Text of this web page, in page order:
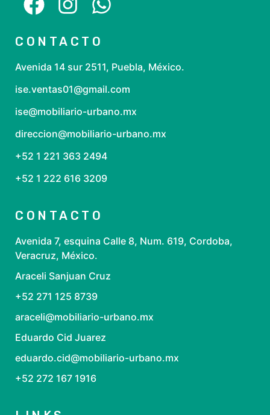
CONTACTO
Avenida 14 sur 2511, Puebla, México.
ise.ventas01@gmail.com
ise@mobiliario-urbano.mx
direccion@mobiliario-urbano.mx
+52 1 221 363 2494
+52 1 222 616 3209
CONTACTO
Avenida 7, esquina Calle 8, Num. 619, Cordoba,
Veracruz, México.
Araceli Sanjuan Cruz
+52 271 125 8739
araceli@mobiliario-urbano.mx
Eduardo Cid Juarez
eduardo.cid@mobiliario-urbano.mx
+52 272 167 1916